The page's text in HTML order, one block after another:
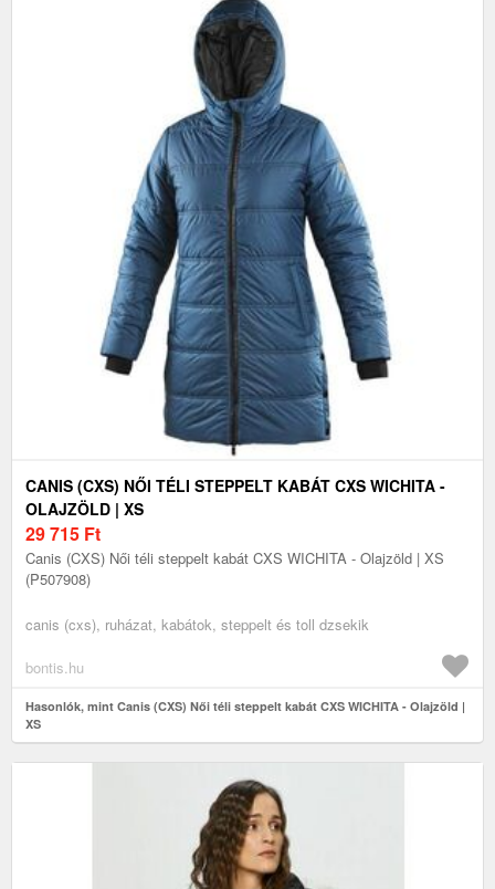
CANIS (CXS) NŐI TÉLI STEPPELT KABÁT CXS WICHITA -
OLAJZÖLD | XS
29 715 Ft
Canis (CXS) Női téli steppelt kabát CXS WICHITA - Olajzöld | XS
(P507908)
canis (cxs), ruházat, kabátok, steppelt és toll dzsekik
bontis.hu
Hasonlók, mint Canis (CXS) Női téli steppelt kabát CXS WICHITA - Olajzöld |
XS